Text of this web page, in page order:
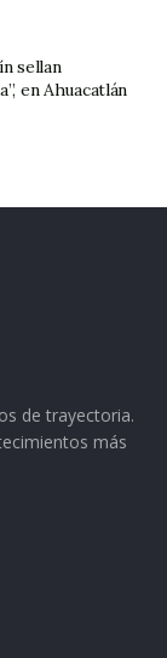
sellan
en Ahuacatlán
de trayectoria.
más